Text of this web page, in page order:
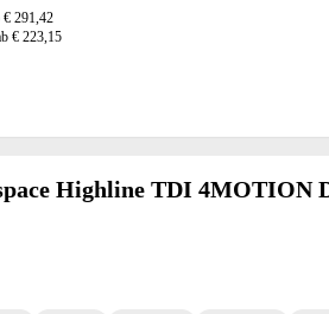
291,42
€ 223,15
Highline TDI 4MOTION